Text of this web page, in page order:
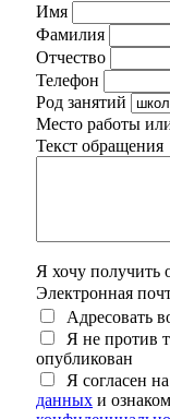
Имя
Фамилия
Отчество
Телефон
Род занятий
Место работы
Текст обращения
Я хочу получить
Электронная
Адресовать
Я не против
опубликован
Я согласен на
данных и